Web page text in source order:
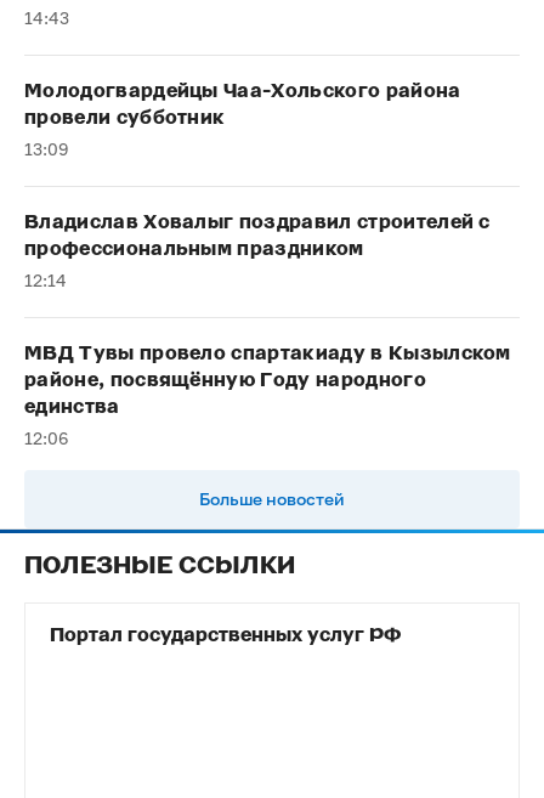
14:43
Молодогвардейцы Чаа-Хольского района
провели субботник
13:09
Владислав Ховалыг поздравил строителей с
профессиональным праздником
12:14
МВД Тувы провело спартакиаду в Кызылском
районе, посвящённую Году народного
единства
12:06
Больше новостей
ПОЛЕЗНЫЕ ССЫЛКИ
Портал государственных услуг РФ